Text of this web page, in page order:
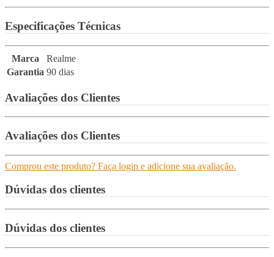
Especificações Técnicas
Marca
Realme
Garantia 90 dias
Avaliações dos Clientes
Avaliações dos Clientes
Comprou este produto? Faça login e adicione sua avaliação.
Dúvidas dos clientes
Dúvidas dos clientes